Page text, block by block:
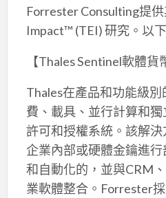
Forrester Consulting提
Impact™ (TEI) 研究。以
【Thales Sentinel軟體貨
Thales在產品和功能級
費、載具、並行計算和
許可和授權系統。該解決
企業內部或硬體金鑰進
和自動化的，並與CRM
業軟體整合。Forrester